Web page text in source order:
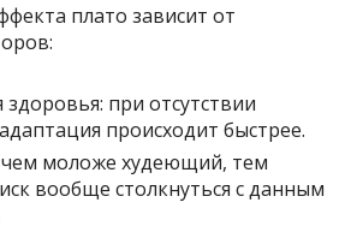
плато зависит от
здоровья: при отсутствии
происходит быстрее.
чем моложе худеющий, тем
вообще столкнуться с данным